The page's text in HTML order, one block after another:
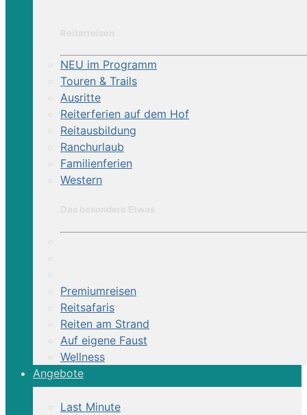
NEU im Programm
Touren & Trails
Ausritte
Reiterferien auf dem Hof
Reitausbildung
Ranchurlaub
Familienferien
Western
Premiumreisen
Reitsafaris
Reiten am Strand
Auf eigene Faust
Wellness
Angebote
Last Minute